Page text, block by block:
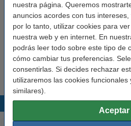
nuestra página. Queremos
anuncios acordes con tus intereses,
por lo tanto, utilizar cookies para
nuestra web y en internet. En
podrás leer todo sobre este tipo de
cómo cambiar tus preferencias.
consentirlas. Si decides rechazar
utilizaremos las cookies
similares).
Aceptar
Ver
En almacén
Precio por ml
26,50 €
Productos